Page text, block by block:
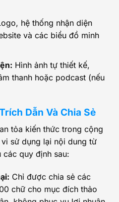
hệ thống nhận diện
và các biểu đồ minh
Hình ảnh tự thiết kế,
thanh hoặc podcast (nếu
Dẫn Và Chia Sẻ
tỏa kiến thức trong cộng
sử dụng lại nội dung từ
các quy định sau:
Chỉ được chia sẻ các
chữ cho mục đích thảo